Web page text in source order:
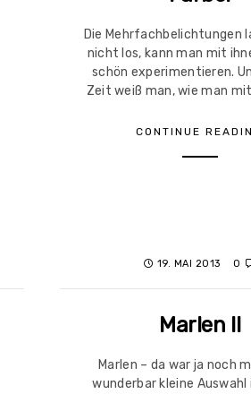
Die Mehrfachbelichtungen
nicht los, kann man mit
schön experimentieren.
Zeit weiß man, wie man
CONTINUE
19. MAI 2013 0
Marlen II
Marlen – da war ja noch
wunderbar kleine Auswahl